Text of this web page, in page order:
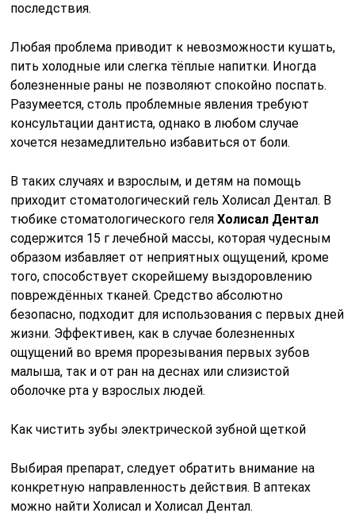
последствия.
Любая проблема приводит к невозможности кушать,
пить холодные или слегка тёплые напитки. Иногда
болезненные раны не позволяют спокойно поспать.
Разумеется, столь проблемные явления требуют
консультации дантиста, однако в любом случае
хочется незамедлительно избавиться от боли.
В таких случаях и взрослым, и детям на помощь
приходит стоматологический гель Холисал Дентал. В
тюбике стоматологического геляХолисал Дентал
содержится 15 г лечебной массы, которая чудесным
образом избавляет от неприятных ощущений, кроме
того, способствует скорейшему выздоровлению
повреждённых тканей. Средство абсолютно
безопасно, подходит для использования с первых дней
жизни. Эффективен, как в случае болезненных
ощущений во время прорезывания первых зубов
малыша, так и от ран на деснах или слизистой
оболочке рта у взрослых людей.
Как чистить зубы электрической зубной щеткой
Выбирая препарат, следует обратить внимание на
конкретную направленность действия. В аптеках
можно найти Холисал и Холисал Дентал.